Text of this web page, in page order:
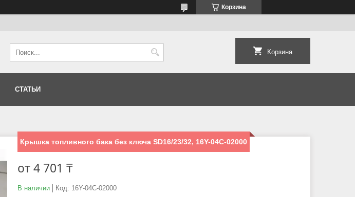
Корзина
Корзина
СТАТЬИ
Крышка топливного бака без ключа SD16/23/32, 16Y-04C-02000
от4 701 ₸
В наличии Код: 16Y-04C-02000